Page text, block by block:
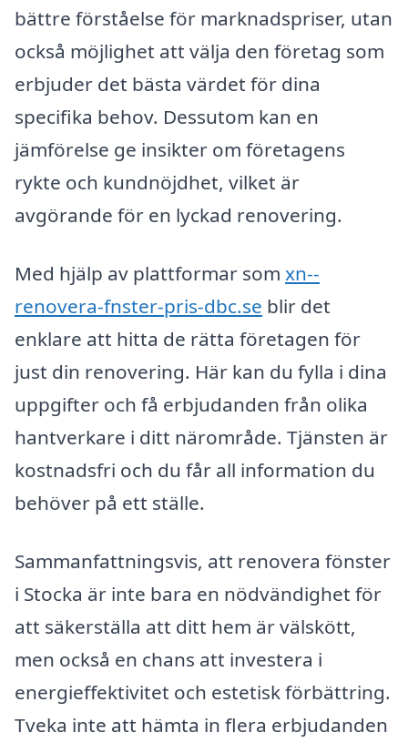
bättre förståelse för marknadspriser, utan
också möjlighet att välja den företag som
erbjuder det bästa värdet för dina
specifika behov. Dessutom kan en
jämförelse ge insikter om företagens
rykte och kundnöjdhet, vilket är
avgörande för en lyckad renovering.
Med hjälp av plattformar som xn--
renovera-fnster-pris-dbc.se blir det
enklare att hitta de rätta företagen för
just din renovering. Här kan du fylla i dina
uppgifter och få erbjudanden från olika
hantverkare i ditt närområde. Tjänsten är
kostnadsfri och du får all information du
behöver på ett ställe.
Sammanfattningsvis, att renovera fönster
i Stocka är inte bara en nödvändighet för
att säkerställa att ditt hem är välskött,
men också en chans att investera i
energieffektivitet och estetisk förbättring.
Tveka inte att hämta in flera erbjudanden